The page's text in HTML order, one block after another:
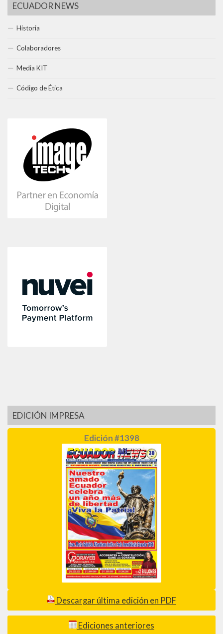
ECUADOR NEWS
Historia
Colaboradores
Media KIT
Código de Ética
EDICIÓN IMPRESA
Edición #1398
Descargar última edición en PDF
Ediciones anteriores